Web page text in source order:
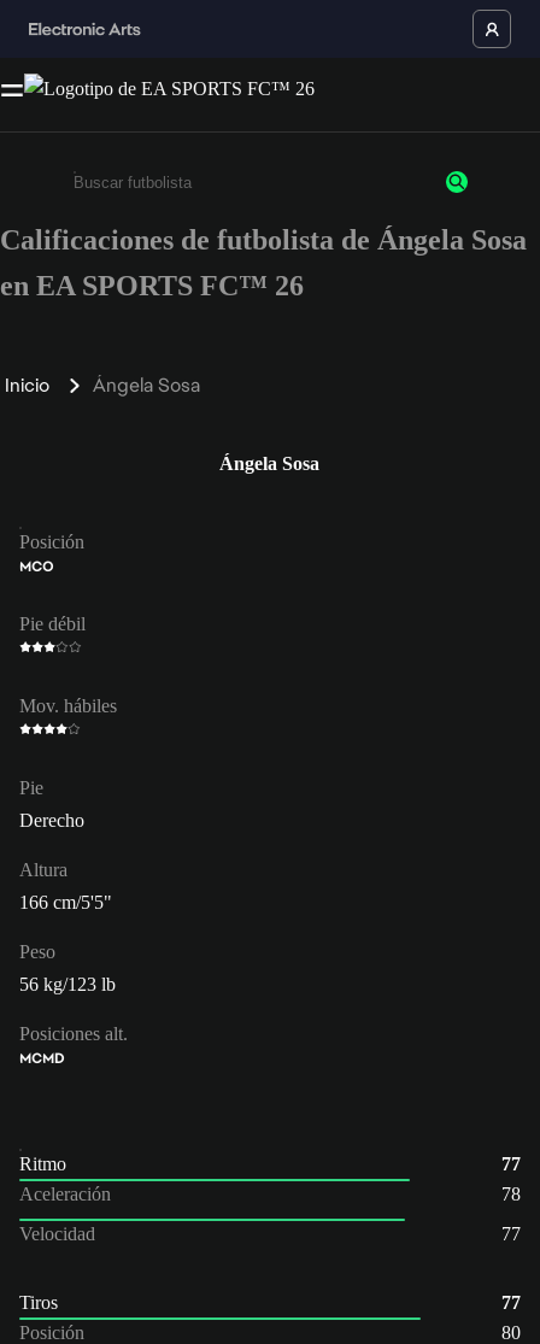
Ingresa un mínimo de 3 caracteres o números
Calificaciones de futbolista de Ángela Sosa
en EA SPORTS FC™ 26
Inicio Ángela Sosa
Ángela Sosa
Posición
MCO
Pie débil
Mov. hábiles
Pie
Derecho
Altura
166 cm/5'5"
Peso
56 kg/123 lb
Posiciones alt.
MCMD
Ritmo
77
Aceleración
78
Velocidad
77
Tiros
77
Posición
80